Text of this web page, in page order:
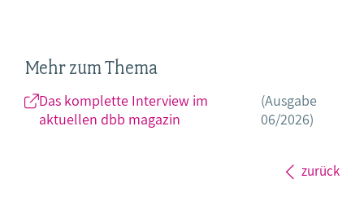
Mehr zum Thema
Das komplette Interview im
aktuellen dbb magazin
(Ausgabe
06/2026)
zurück